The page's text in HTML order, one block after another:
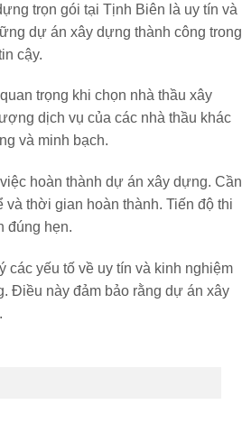
trọn gói tại Tịnh Biên là uy tín và
dự án xây dựng thành công trong
cậy.
trọng khi chọn nhà thầu xây
dịch vụ của các nhà thầu khác
và minh bạch.
hoàn thành dự án xây dựng. Cần
và thời gian hoàn thành. Tiến độ thi
đúng hẹn.
các yếu tố về uy tín và kinh nghiệm
Điều này đảm bảo rằng dự án xây